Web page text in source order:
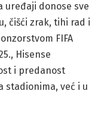
uređaji donose sve
čišći zrak, tihi rad i
FIFA
Hisense
i predanost
stadionima, već i u